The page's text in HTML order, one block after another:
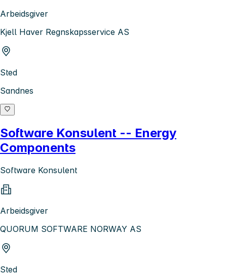
Arbeidsgiver
Kjell Haver Regnskapsservice AS
Sted
Sandnes
Software Konsulent -- Energy
Components
Software Konsulent
Arbeidsgiver
QUORUM SOFTWARE NORWAY AS
Sted